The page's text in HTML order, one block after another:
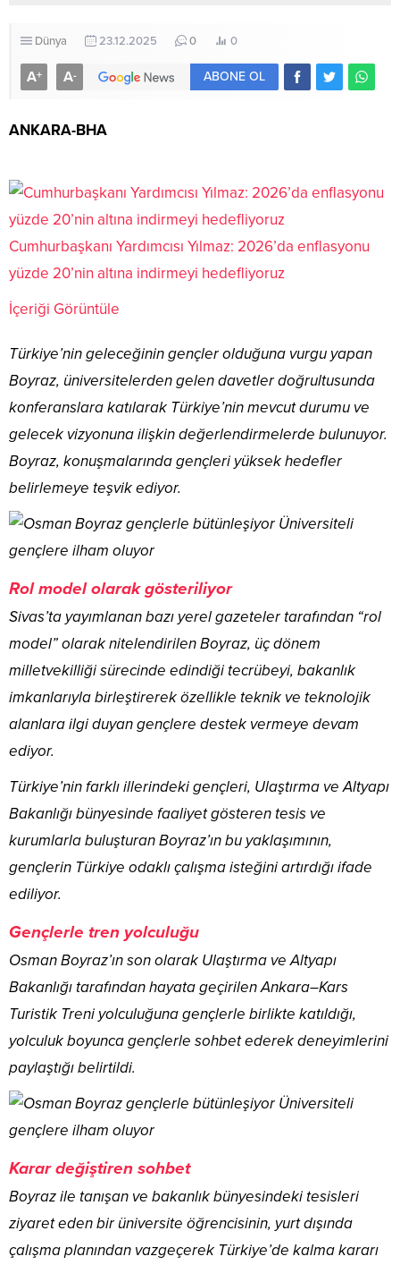
Dünya 23.12.2025 0 0
A+ A- ABONE OL
ANKARA-BHA
Cumhurbaşkanı Yardımcısı Yılmaz: 2026’da enflasyonu
yüzde 20’nin altına indirmeyi hedefliyoruz
İçeriği Görüntüle
Türkiye’nin geleceğinin gençler olduğuna vurgu yapan
Boyraz, üniversitelerden gelen davetler doğrultusunda
konferanslara katılarak Türkiye’nin mevcut durumu ve
gelecek vizyonuna ilişkin değerlendirmelerde bulunuyor.
Boyraz, konuşmalarında gençleri yüksek hedefler
belirlemeye teşvik ediyor.
Rol model olarak gösteriliyor
Sivas’ta yayımlanan bazı yerel gazeteler tarafından “rol
model” olarak nitelendirilen Boyraz, üç dönem
milletvekilliği sürecinde edindiği tecrübeyi, bakanlık
imkanlarıyla birleştirerek özellikle teknik ve teknolojik
alanlara ilgi duyan gençlere destek vermeye devam
ediyor.
Türkiye’nin farklı illerindeki gençleri, Ulaştırma ve Altyapı
Bakanlığı bünyesinde faaliyet gösteren tesis ve
kurumlarla buluşturan Boyraz’ın bu yaklaşımının,
gençlerin Türkiye odaklı çalışma isteğini artırdığı ifade
ediliyor.
Gençlerle tren yolculuğu
Osman Boyraz’ın son olarak Ulaştırma ve Altyapı
Bakanlığı tarafından hayata geçirilen Ankara–Kars
Turistik Treni yolculuğuna gençlerle birlikte katıldığı,
yolculuk boyunca gençlerle sohbet ederek deneyimlerini
paylaştığı belirtildi.
Karar değiştiren sohbet
Boyraz ile tanışan ve bakanlık bünyesindeki tesisleri
ziyaret eden bir üniversite öğrencisinin, yurt dışında
çalışma planından vazgeçerek Türkiye’de kalma kararı